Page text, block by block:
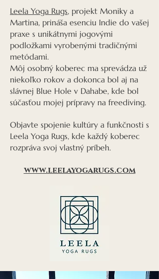
Leela Yoga Rugs, projekt Moniky a
Martina, prináša esenciu Indie do vašej
praxe s unikátnymi jogovými
podložkami vyrobenými tradičnými
metódami.
Môj osobný koberec ma sprevádza už
niekoľko rokov a dokonca bol aj na
slávnej Blue Hole v Dahabe, kde bol
súčasťou mojej prípravy na freediving.
Objavte spojenie kultúry a funkčnosti s
Leela Yoga Rugs, kde každý koberec
rozpráva svoj vlastný príbeh.
www.leelayogarugs.com